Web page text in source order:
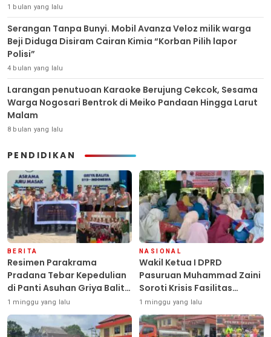
1 bulan yang lalu
Serangan Tanpa Bunyi. Mobil Avanza Veloz milik warga
Beji Diduga Disiram Cairan Kimia “Korban Pilih lapor
Polisi”
4 bulan yang lalu
Larangan penutuoan Karaoke Berujung Cekcok, Sesama
Warga Nogosari Bentrok di Meiko Pandaan Hingga Larut
Malam
8 bulan yang lalu
PENDIDIKAN
BERITA
Resimen Parakrama
Pradana Tebar Kepedulian
di Panti Asuhan Griya Balita
SYD, Peluk Hangat Balita
Terlantar “POLRI Hadir
Dengan Hati”
1 minggu yang lalu
NASIONAL
Wakil Ketua I DPRD
Pasuruan Muhammad Zaini
Soroti Krisis Fasilitas
Sekolah di Tengah Efisiensi
Anggaran
1 minggu yang lalu